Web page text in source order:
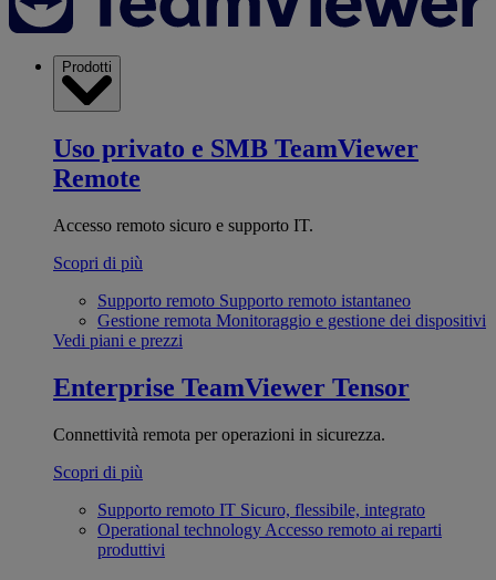
Prodotti
Uso privato e SMB TeamViewer
Remote
Accesso remoto sicuro e supporto IT.
Scopri di più
Supporto remoto Supporto remoto istantaneo
Gestione remota Monitoraggio e gestione dei dispositivi
Vedi piani e prezzi
Enterprise TeamViewer Tensor
Connettività remota per operazioni in sicurezza.
Scopri di più
Supporto remoto IT Sicuro, flessibile, integrato
Operational technology Accesso remoto ai reparti
produttivi